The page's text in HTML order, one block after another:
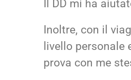
Il DD mi ha
Inoltre, con il
livello
prova con me